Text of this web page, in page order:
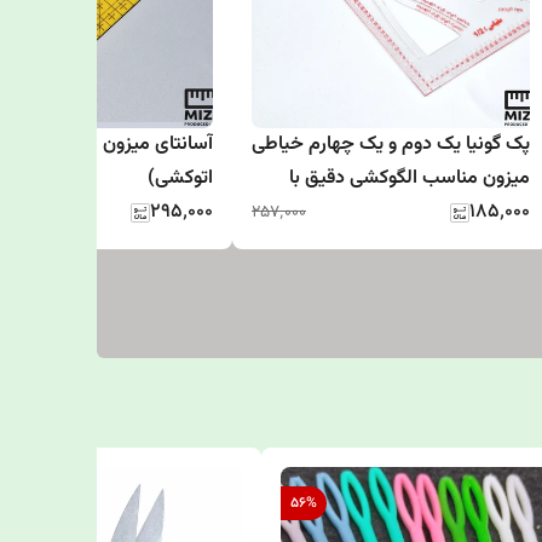
پک گونیا یک دوم و یک چهارم خیاطی
میزون مناسب الگوکشی دقیق با
جنس منعطف و ضد برش
۱۸۵٬۰۰۰ ۲۵۷٬۰۰۰
آسانتای میزون (خط کش
اتوکشی)
۲۹۵٬۰۰۰
56%